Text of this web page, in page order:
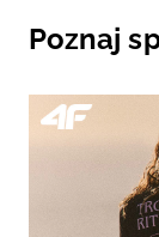
Poznaj